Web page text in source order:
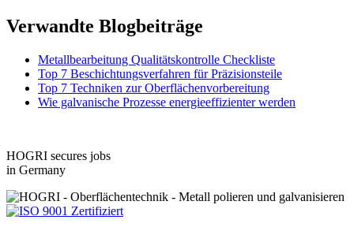
Verwandte Blogbeiträge
Metallbearbeitung Qualitätskontrolle Checkliste
Top 7 Beschichtungsverfahren für Präzisionsteile
Top 7 Techniken zur Oberflächenvorbereitung
Wie galvanische Prozesse energieeffizienter werden
HOGRI secures jobs
in Germany